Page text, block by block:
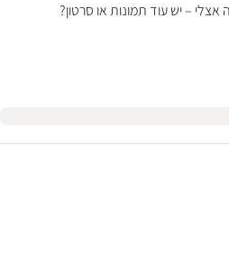
אצלי – יש עוד תמונות או סרטון?